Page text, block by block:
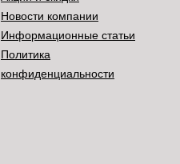
Новости компании
Информационные статьи
Политика
конфиденциальности